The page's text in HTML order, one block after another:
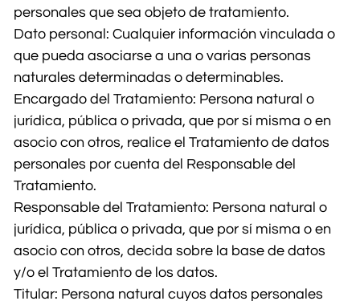
personales que sea objeto de tratamiento.
Dato personal: Cualquier información vinculada o
que pueda asociarse a una o varias personas
naturales determinadas o determinables.
Encargado del Tratamiento: Persona natural o
jurídica, pública o privada, que por sí misma o en
asocio con otros, realice el Tratamiento de datos
personales por cuenta del Responsable del
Tratamiento.
Responsable del Tratamiento: Persona natural o
jurídica, pública o privada, que por sí misma o en
asocio con otros, decida sobre la base de datos
y/o el Tratamiento de los datos.
Titular: Persona natural cuyos datos personales